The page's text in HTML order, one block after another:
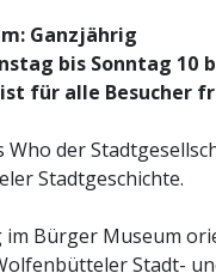
Ganzjährig
bis Sonntag 10
für alle Besucher
Who der
Stadtgeschichte.
Bürger Museum
Stadt-